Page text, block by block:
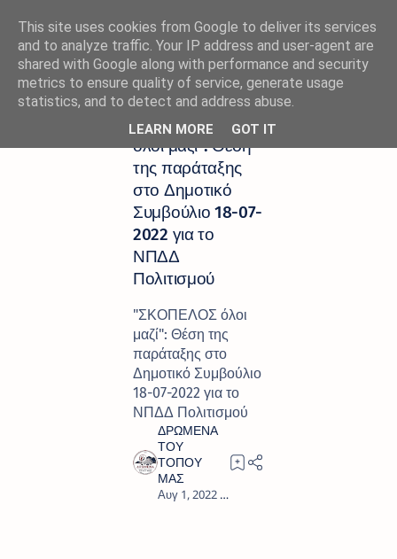
Αρχική σελίδα ''ΣΚΟΠΕΛΟΣ ΟΛΟΙ ΜΑΖΙ"
"ΣΚΟΠΕΛΟΣ
όλοι μαζί": Θέση
της παράταξης
στο Δημοτικό
Συμβούλιο 18-07-
2022 για το
ΝΠΔΔ
Πολιτισμού
"ΣΚΟΠΕΛΟΣ όλοι
μαζί": Θέση της
παράταξης στο
Δημοτικό Συμβούλιο
18-07-2022 για το
ΝΠΔΔ Πολιτισμού
3
This site uses cookies from Google to deliver its services
and to analyze traffic. Your IP address and user-agent are
shared with Google along with performance and security
metrics to ensure quality of service, generate usage
statistics, and to detect and address abuse.
LEARN MORE GOT IT